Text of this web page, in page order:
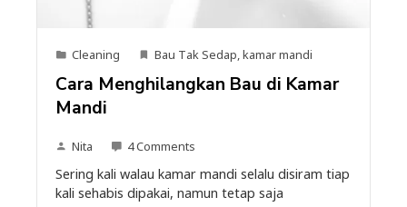
Cleaning Bau Tak Sedap kamar mandi
Cara Menghilangkan Bau di Kamar
Mandi
Nita 4 Comments
Sering kali walau kamar mandi selalu disiram tiap
kali sehabis dipakai, namun tetap saja